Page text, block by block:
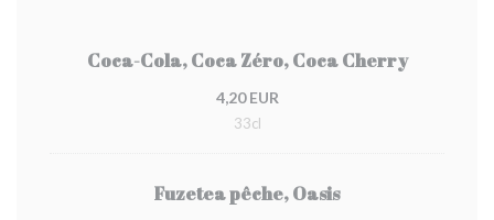
Coca-Cola, Coca Zéro, Coca Cherry
4,20 EUR
33cl
Fuzetea pêche, Oasis